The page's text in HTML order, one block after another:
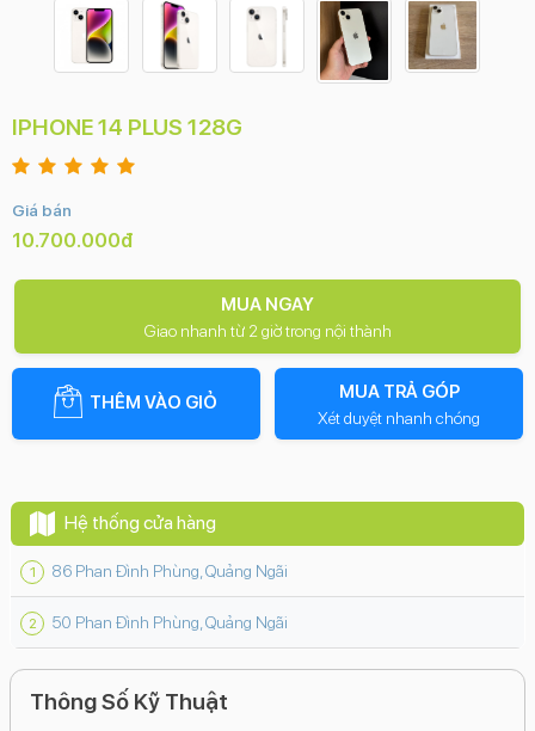
IPHONE 14 PLUS 128G
Giá bán
10.700.000đ
MUA NGAY
Giao nhanh từ 2 giờ trong nội thành
THÊM VÀO GIỎ
MUA TRẢ GÓP
Xét duyệt nhanh chóng
Hệ thống cửa hàng
86 Phan Đình Phùng, Quảng Ngãi
50 Phan Đình Phùng, Quảng Ngãi
Thông Số Kỹ Thuật